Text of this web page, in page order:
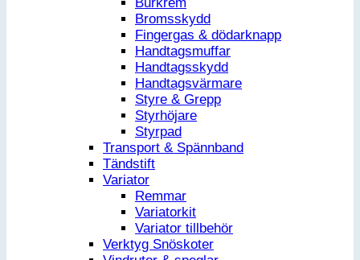
Bromsskydd
Fingergas & dödarknapp
Handtagsmuffar
Handtagsskydd
Handtagsvärmare
Styre & Grepp
Styrhöjare
Styrpad
Transport & Spännband
Tändstift
Variator
Remmar
Variatorkit
Variator tillbehör
Verktyg Snöskoter